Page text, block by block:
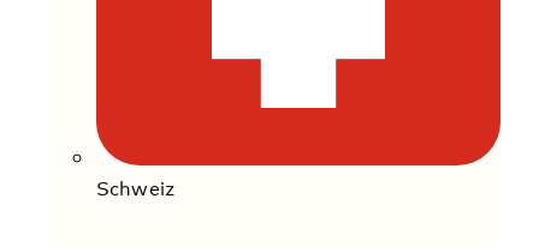
Schweiz